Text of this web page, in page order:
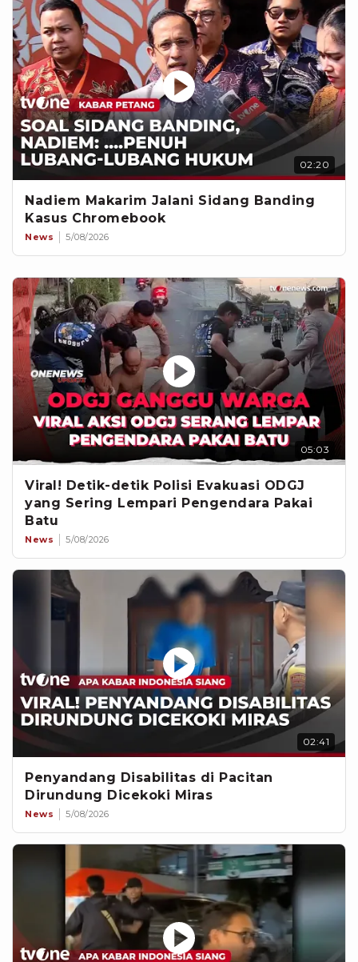
02:20
Nadiem Makarim Jalani Sidang Banding
Kasus Chromebook
News 5/08/2026
05:03
Viral! Detik-detik Polisi Evakuasi ODGJ
yang Sering Lempari Pengendara Pakai
Batu
News 5/08/2026
02:41
Penyandang Disabilitas di Pacitan
Dirundung Dicekoki Miras
News 5/08/2026